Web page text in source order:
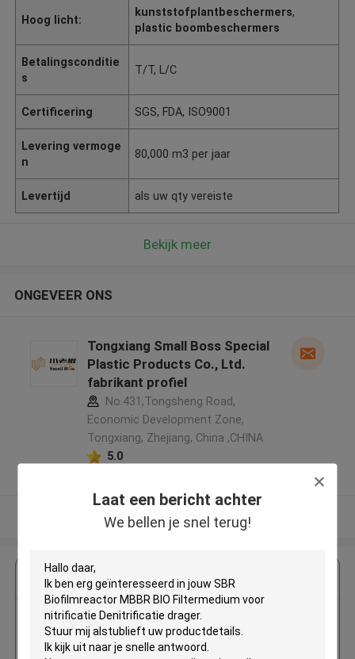
Laat een bericht achter
We bellen je snel terug!
Hoog licht:
kunststofplantbeschermers,
plastic boombeschermers
Betalingsconditie
s
T/T, L/C
Certificering SGS, FDA, ISO9001
Levering vermoge
n
80,000 m3 per jaar
Levertijd als uw qty vereiste
Bekijk meer
ONGEVEER ONS
Tongxiang Small Boss Special
Plastic Products Co., Ltd.
fabrikant profiel
No.431,Tongsheng Road,
Economic Development Zone,
Tongxiang, Zhejiang, China ,CHINA
5.0
Bekijk meer
Krijg de beste prijs voor
SBR Biofilmreactor MBBR BIO
Filtermedium voor nitrificatie